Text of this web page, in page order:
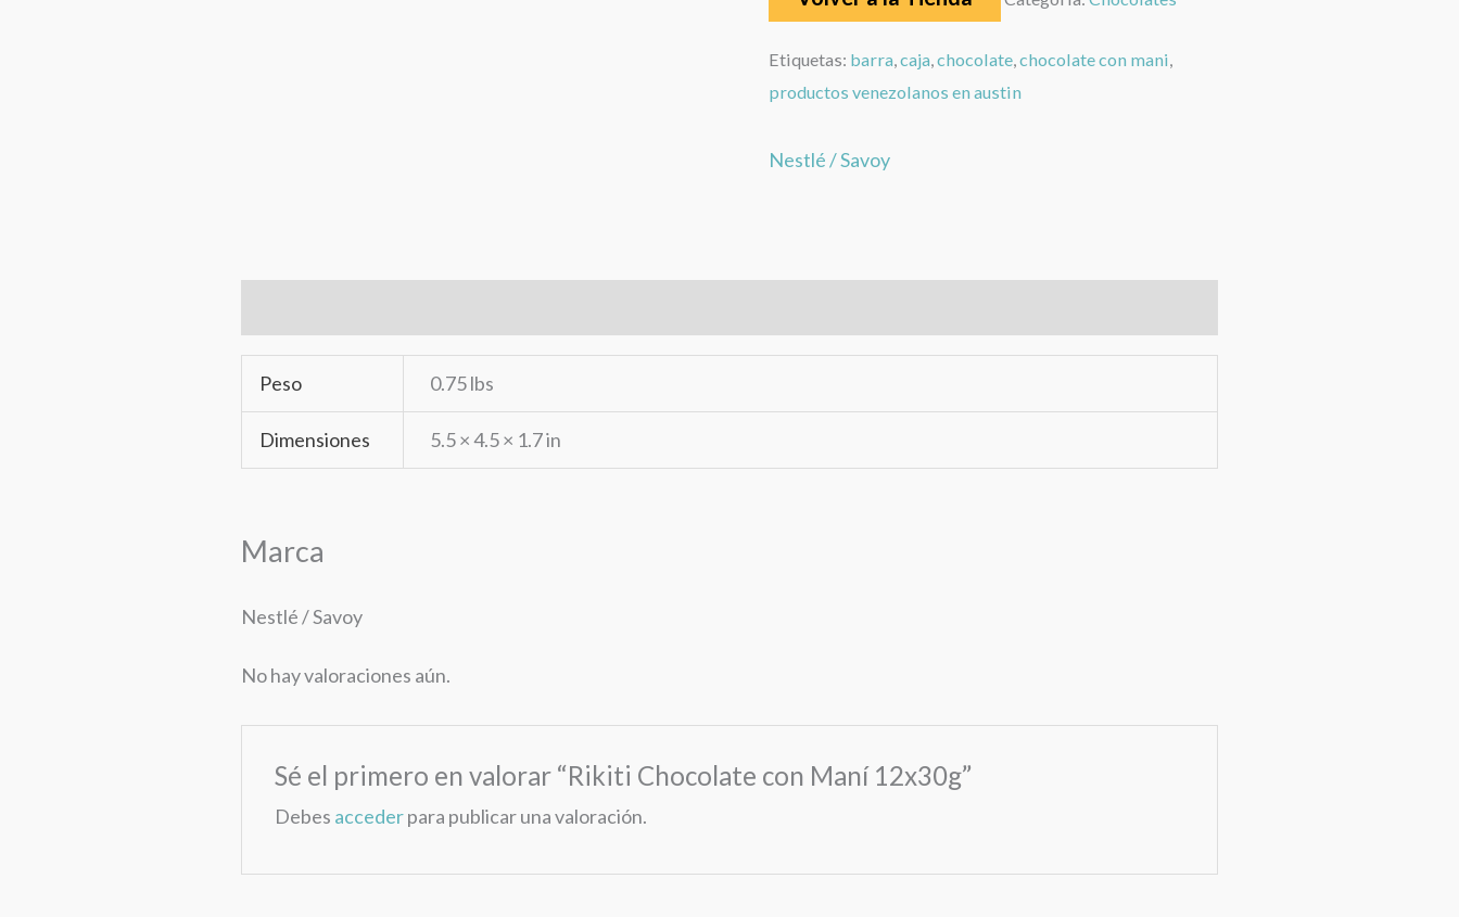
Etiquetas: barra,caja,chocolate,chocolate con mani,
productos venezolanos en austin
Nestlé / Savoy
Peso 0.75 lbs
Dimensiones 5.5 × 4.5 × 1.7 in
Marca
Nestlé / Savoy
No hay valoraciones aún.
Sé el primero en valorar “Rikiti Chocolate con Maní 12x30g”
Debes accederpara publicar una valoración.